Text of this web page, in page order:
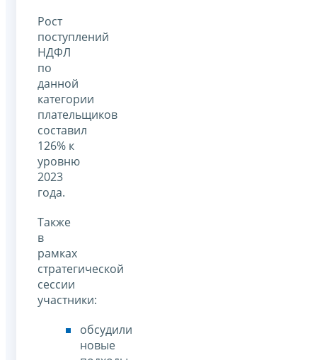
Рост
поступлений
НДФЛ
по
данной
категории
плательщиков
составил
126% к
уровню
2023
года.
Также
в
рамках
стратегической
сессии
участники:
обсудили
новые